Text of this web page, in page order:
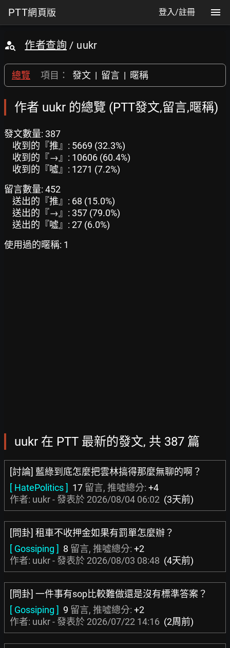
PTT網頁版 登入/註冊
作者查詢 / uukr
總覽 項目： 發文 | 留言 | 暱稱
作者 uukr 的總覽 (PTT發文,留言,暱稱)
發文數量: 387
收到的『推』: 5669 (32.3%)
收到的『→』: 10606 (60.4%)
收到的『噓』: 1271 (7.2%)
留言數量: 452
送出的『推』: 68 (15.0%)
送出的『→』: 357 (79.0%)
送出的『噓』: 27 (6.0%)
使用過的暱稱: 1
uukr 在 PTT 最新的發文, 共 387 篇
[討論] 藍綠到底怎麼把雲林搞得那麼無聊的啊？
[ HatePolitics ] 17 留言, 推噓總分: +4
作者: uukr - 發表於 2026/08/04 06:02 (3天前)
[問卦] 租車不收押金如果有罰單怎麼辦？
[ Gossiping ] 8 留言, 推噓總分: +2
作者: uukr - 發表於 2026/08/03 08:48 (4天前)
[問卦] 一件事有sop比較難做還是沒有標準答案？
[ Gossiping ] 9 留言, 推噓總分: +2
作者: uukr - 發表於 2026/07/22 14:16 (2周前)